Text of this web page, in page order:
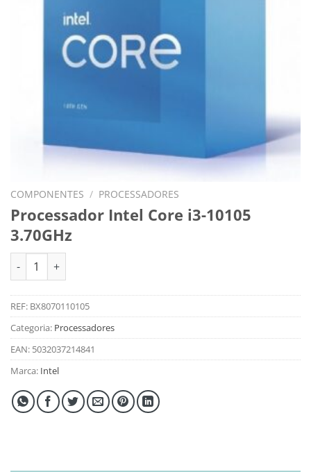
COMPONENTES / PROCESSADORES
Processador Intel Core i3-10105
3.70GHz
Quantidade de Processador Intel Core i3-10105 3.70GHz
REF: BX8070110105
Categoria: Processadores
EAN: 5032037214841
Marca: Intel